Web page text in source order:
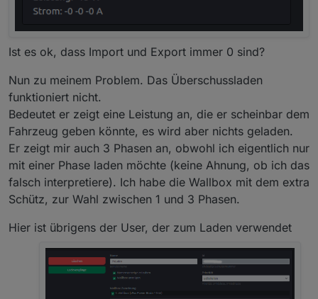
Ist es ok, dass Import und Export immer 0 sind?
Nun zu meinem Problem. Das Überschussladen
funktioniert nicht.
Bedeutet er zeigt eine Leistung an, die er scheinbar dem
Fahrzeug geben könnte, es wird aber nichts geladen.
Er zeigt mir auch 3 Phasen an, obwohl ich eigentlich nur
mit einer Phase laden möchte (keine Ahnung, ob ich das
falsch interpretiere). Ich habe die Wallbox mit dem extra
Schütz, zur Wahl zwischen 1 und 3 Phasen.
Hier ist übrigens der User, der zum Laden verwendet